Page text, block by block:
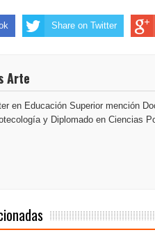
Leonardo Aguilera
y sus filiales
inaugura oficina
Share on Twitter
Arte
en Educación Superior mención
y Diplomado en Ciencias